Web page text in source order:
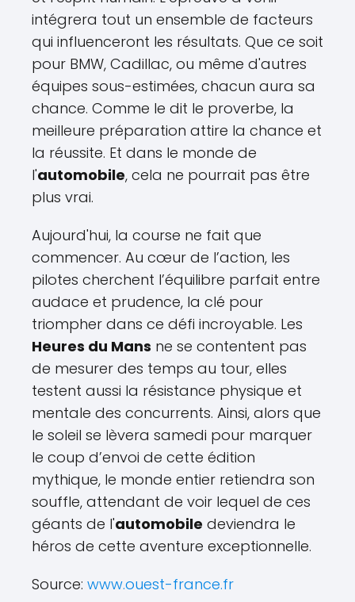
intégrera tout un ensemble de facteurs
qui influenceront les résultats. Que ce soit
pour BMW, Cadillac, ou même d'autres
équipes sous-estimées, chacun aura sa
chance. Comme le dit le proverbe, la
meilleure préparation attire la chance et
la réussite. Et dans le monde de
l'automobile, cela ne pourrait pas être
plus vrai.
Aujourd'hui, la course ne fait que
commencer. Au cœur de l’action, les
pilotes cherchent l’équilibre parfait entre
audace et prudence, la clé pour
triompher dans ce défi incroyable. Les
Heures du Mans ne se contentent pas
de mesurer des temps au tour, elles
testent aussi la résistance physique et
mentale des concurrents. Ainsi, alors que
le soleil se lèvera samedi pour marquer
le coup d’envoi de cette édition
mythique, le monde entier retiendra son
souffle, attendant de voir lequel de ces
géants de l'automobile deviendra le
héros de cette aventure exceptionnelle.
Source: www.ouest-france.fr